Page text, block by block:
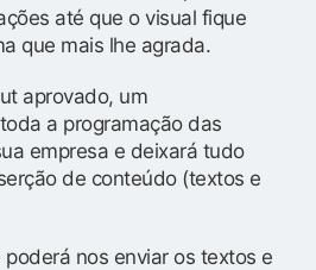
até que o visual fique
que mais lhe agrada.
aprovado, um
a programação das
empresa e deixará tudo
de conteúdo (textos e
poderá nos enviar os textos e